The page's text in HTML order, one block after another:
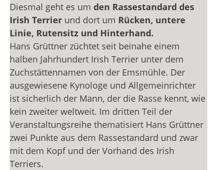
Diesmal geht es um den Rassestandard des
Irish Terrier und dort um Rücken, untere
Linie, Rutensitz und Hinterhand.
Hans Grüttner züchtet seit beinahe einem
halben Jahrhundert Irish Terrier unter dem
Zuchstättennamen von der Emsmühle. Der
ausgewiesene Kynologe und Allgemeinrichter
ist sicherlich der Mann, der die Rasse kennt, wie
kein zweiter weltweit. Im dritten Teil der
Veranstaltungsreihe thematisiert Hans Grüttner
zwei Punkte aus dem Rassestandard und zwar
mit dem Kopf und der Vorhand des Irish
Terriers.